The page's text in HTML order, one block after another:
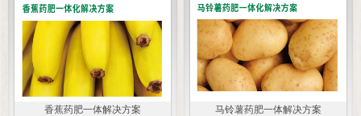
香蕉药肥一体解决方案 马铃薯药肥一体解决方案